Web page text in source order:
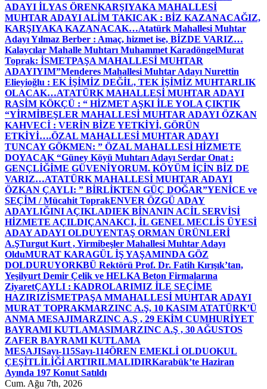
ADAYI İLYAS ÖRENKARŞIYAKA MAHALLESİ
MUHTAR ADAYI ALİM TAKICAK : BİZ KAZANACAĞIZ,
KARŞIYAKA KAZANACAK…Atatürk Mahallesi Muhtar
Adayı Yılmaz Berber : Amaç, hizmet ise, BİZDE VARIZ…
Kalaycılar Mahalle Muhtarı Muhammet KaradöngelMurat
Toprak: İSMETPAŞA MAHALLESİ MUHTAR
ADAYIYIM”Menderes Mahallesi Muhtar Adayı Nurettin
Elieyioğlu : EK İŞİMİZ DEĞİL, TEK İŞİMİZ MUHTARLIK
OLACAK…ATATÜRK MAHALLESİ MUHTAR ADAYI
RASİM KÖKÇÜ : “ HİZMET AŞKI İLE YOLA ÇIKTIK
“YİRMİBEŞLER MAHALLESİ MUHTAR ADAYI ÖZKAN
KAHVECİ : VERİN BİZE YETKİYİ, GÖRÜN
ETKİYİ….ÖZAL MAHALLESİ MUHTAR ADAYI
TUNCAY GÖKMEN: ” ÖZAL MAHALLESİ HİZMETE
DOYACAK “Güney Köyü Muhtarı Adayı Serdar Onat :
GENÇLİĞİME GÜVENİYORUM. KÖYÜM İÇİN BİZ DE
VARIZ…ATATÜRK MAHALLESİ MUHTAR ADAYI
ÖZKAN ÇAYLI: ” BİRLİKTEN GÜÇ DOĞAR”YENİCE ve
SEÇİM / Mücahit ToprakENVER ÖZGÜ ADAY
ADAYLIĞINI AÇIKLADIEK BİNANIN ACİL SERVİSİ
HİZMETE AÇILDIÇANAKCI, İL GENEL MECLİS ÜYESİ
ADAY ADAYI OLDUYENTAŞ ORMAN ÜRÜNLERİ
A.ŞTurgut Kurt , Yirmibeşler Mahallesi Muhtar Adayı
OlduMURAT KARAGÜL İŞ YAŞAMINDA GÖZ
DOLDURUYORKBÜ Rektörü Prof. Dr. Fatih Kırışık’tan,
Yeşilyurt Demir Çelik ve HELKA Beton Firmalarına
ZiyaretÇAYLI : KADROLARIMIZ İLE SEÇİME
HAZIRIZİSMETPAŞA MMAHALLESİ MUHTAR ADAYI
MURAT TOPRAKMARZINC A.Ş, 10 KASIM ATATÜRK’Ü
ANMA MESAJIMARZINC A.Ş , 29 EKİM CUMHURİYET
BAYRAMI KUTLAMASIMARZINC A.Ş , 30 AĞUSTOS
ZAFER BAYRAMI KUTLAMA
MESAJISayı-115Sayı-114ÖREN EMEKLİ OLDUOKUL
ÇEŞİTLİLİĞİ ARTIRILMALIDIRKarabük’te Haziran
Ayında 197 Konut Satıldı
Cum. Ağu 7th, 2026